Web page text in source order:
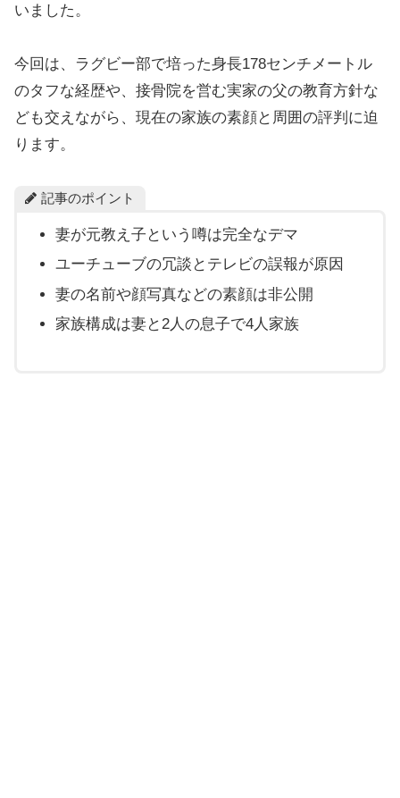
いました。
今回は、ラグビー部で培った身長178センチメートル
のタフな経歴や、接骨院を営む実家の父の教育方針な
ども交えながら、現在の家族の素顔と周囲の評判に迫
ります。
記事のポイント
妻が元教え子という噂は完全なデマ
ユーチューブの冗談とテレビの誤報が原因
妻の名前や顔写真などの素顔は非公開
家族構成は妻と2人の息子で4人家族